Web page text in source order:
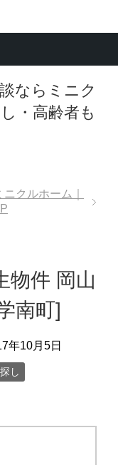
ならミニク
・高齢者も
クルホーム｜
物件 岡山
南町]
年10月5日
し